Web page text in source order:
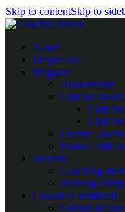
Skip to contentSkip to
Acasă
Despre noi
Magazin
Abonamente
Cărți de
Cărți
Cărți
Licențe
Planșe, folii
Servicii
Coaching-
Training
Cursuri și seminarii
Cursuri de